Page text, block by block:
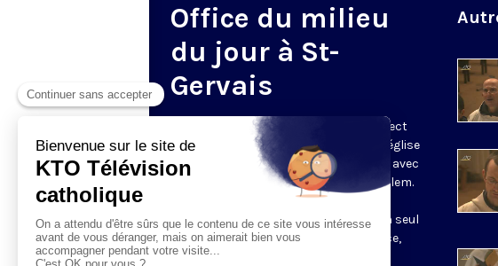
Office du milieu
du jour à St-
Gervais
Du mardi au samedi, KTO diffuse en direct
l’office du milieu du jour, en direct de l’église
Saint-Gervais-Saint-Protais (Paris 4e), avec
les Fraternités Monastiques de Jérusalem.
L’Office du Milieu du Jour regroupe, en
particulier, «au milieu du jour» et en un seul
office, les heures monastiques de Tierce,
Sexte et None. Il permet à l’Église de